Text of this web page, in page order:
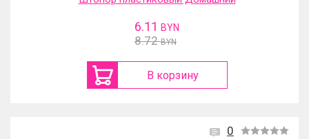
6.11 BYN
8.72 BYN
В корзину
0